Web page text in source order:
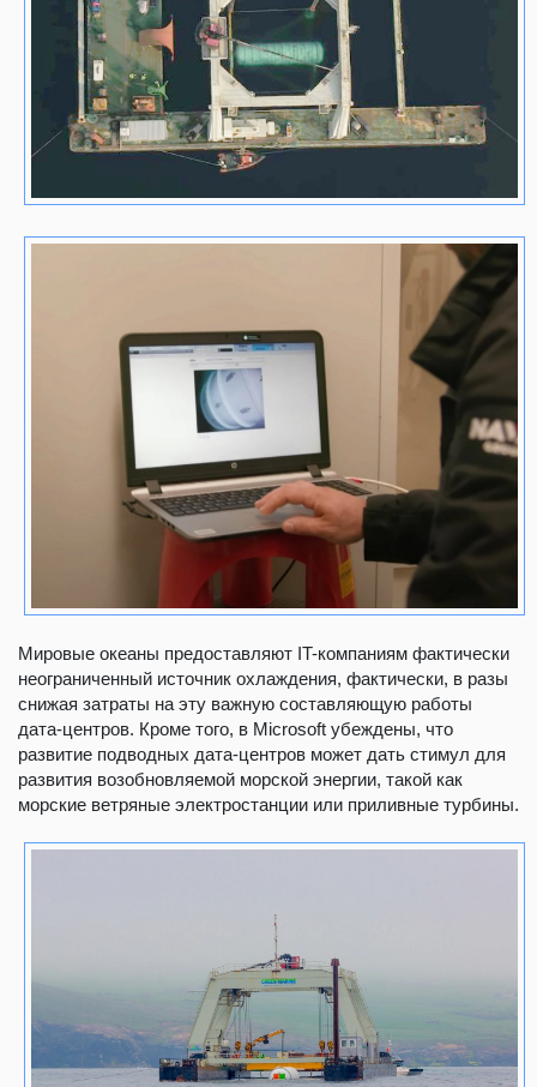
Мировые океаны предоставляют IT-компаниям фактически
неограниченный источник охлаждения, фактически, в разы
снижая затраты на эту важную составляющую работы
дата-центров. Кроме того, в Microsoft убеждены, что
развитие подводных дата-центров может дать стимул для
развития возобновляемой морской энергии, такой как
морские ветряные электростанции или приливные турбины.